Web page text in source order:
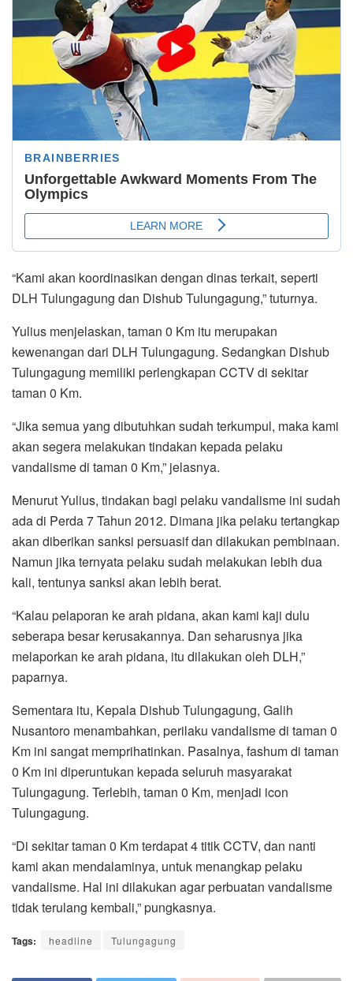
“Kami akan koordinasikan dengan dinas terkait, seperti
DLH Tulungagung dan Dishub Tulungagung,” tuturnya.
Yulius menjelaskan, taman 0 Km itu merupakan
kewenangan dari DLH Tulungagung. Sedangkan Dishub
Tulungagung memiliki perlengkapan CCTV di sekitar
taman 0 Km.
“Jika semua yang dibutuhkan sudah terkumpul, maka kami
akan segera melakukan tindakan kepada pelaku
vandalisme di taman 0 Km,” jelasnya.
Menurut Yulius, tindakan bagi pelaku vandalisme ini sudah
ada di Perda 7 Tahun 2012. Dimana jika pelaku tertangkap
akan diberikan sanksi persuasif dan dilakukan pembinaan.
Namun jika ternyata pelaku sudah melakukan lebih dua
kali, tentunya sanksi akan lebih berat.
“Kalau pelaporan ke arah pidana, akan kami kaji dulu
seberapa besar kerusakannya. Dan seharusnya jika
melaporkan ke arah pidana, itu dilakukan oleh DLH,”
paparnya.
Sementara itu, Kepala Dishub Tulungagung, Galih
Nusantoro menambahkan, perilaku vandalisme di taman 0
Km ini sangat memprihatinkan. Pasalnya, fashum di taman
0 Km ini diperuntukan kepada seluruh masyarakat
Tulungagung. Terlebih, taman 0 Km, menjadi icon
Tulungagung.
“Di sekitar taman 0 Km terdapat 4 titik CCTV, dan nanti
kami akan mendalaminya, untuk menangkap pelaku
vandalisme. Hal ini dilakukan agar perbuatan vandalisme
tidak terulang kembali,” pungkasnya.
Tags: headline Tulungagung